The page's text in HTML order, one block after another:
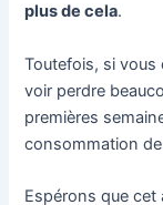
plus de cela.
Toutefois, si
voir perdre
premières
consommation
Espérons que cet